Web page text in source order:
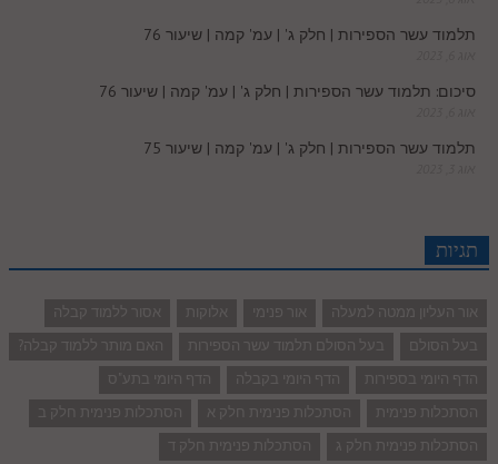
תלמוד עשר הספירות | חלק ג' | עמ' קמה | שיעור 76
סיכום: תלמוד עשר הספירות | חלק ג' | עמ' קמה | שיעור 76
תלמוד עשר הספירות | חלק ג' | עמ' קמה | שיעור 75
תגיות
אור העליון ממטה למעלה אור פנימי אלוקות
אסור ללמוד קבלה
בעל הסולם
בעל הסולם תלמוד עשר הספירות
האם מותר ללמוד קבלה?
הדף היומי בספירות
הדף היומי בקבלה
הדף היומי בתע"ס
הסתכלות פנימית
הסתכלות פנימית חלק א
הסתכלות פנימית חלק ב
הסתכלות פנימית חלק ג
הסתכלות פנימית חלק ד